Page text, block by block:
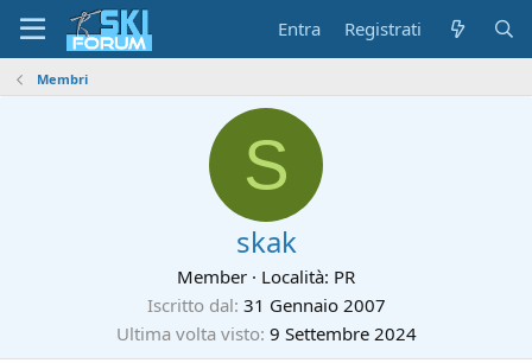
Entra Registrati
Membri
S
skak
Member · Località: PR
Iscritto dal 31 Gennaio 2007
Ultima volta visto 9 Settembre 2024